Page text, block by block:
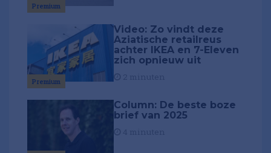
Premium
Premium
Video: Zo vindt deze
Aziatische retailreus
achter IKEA en 7-Eleven
zich opnieuw uit
Column: De beste boze
brief van 2025